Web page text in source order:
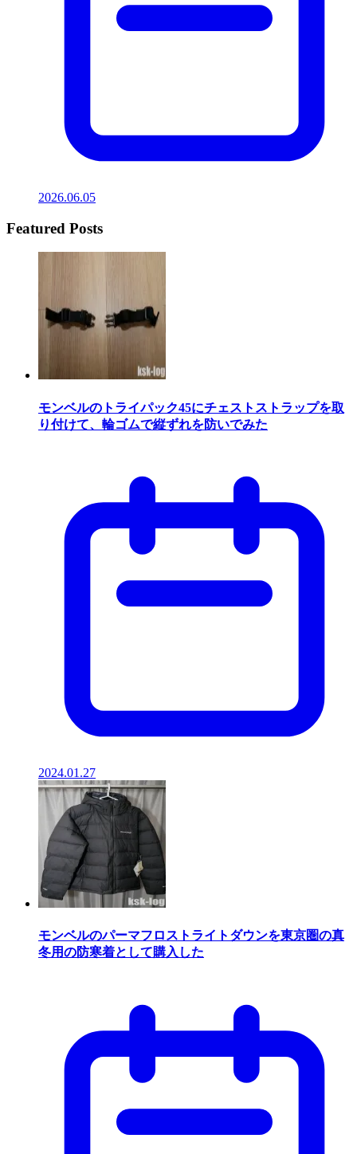
2026.06.05
Featured Posts
モンベルのトライパック45にチェストストラップを取
り付けて、輪ゴムで縦ずれを防いでみた
2024.01.27
モンベルのパーマフロストライトダウンを東京圏の真
冬用の防寒着として購入した